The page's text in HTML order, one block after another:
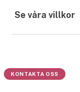
Se våra villkor
KONTAKTA OSS